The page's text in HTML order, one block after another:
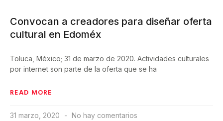
Convocan a creadores para diseñar oferta
cultural en Edoméx
Toluca, México; 31 de marzo de 2020. Actividades culturales
por internet son parte de la oferta que se ha
READ MORE
31 marzo, 2020 No hay comentarios